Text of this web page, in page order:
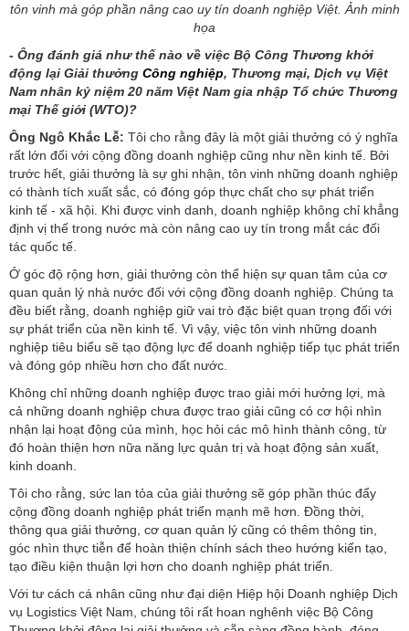
tôn vinh mà góp phần nâng cao uy tín doanh nghiệp Việt. Ảnh minh
họa
- Ông đánh giá như thế nào về việc Bộ Công Thương khởi
động lại Giải thưởng Công nghiệp, Thương mại, Dịch vụ Việt
Nam nhân kỷ niệm 20 năm Việt Nam gia nhập Tổ chức Thương
mại Thế giới (WTO)?
Ông Ngô Khắc Lễ: Tôi cho rằng đây là một giải thưởng có ý nghĩa
rất lớn đối với cộng đồng doanh nghiệp cũng như nền kinh tế. Bởi
trước hết, giải thưởng là sự ghi nhận, tôn vinh những doanh nghiệp
có thành tích xuất sắc, có đóng góp thực chất cho sự phát triển
kinh tế - xã hội. Khi được vinh danh, doanh nghiệp không chỉ khẳng
định vị thế trong nước mà còn nâng cao uy tín trong mắt các đối
tác quốc tế.
Ở góc độ rộng hơn, giải thưởng còn thể hiện sự quan tâm của cơ
quan quản lý nhà nước đối với cộng đồng doanh nghiệp. Chúng ta
đều biết rằng, doanh nghiệp giữ vai trò đặc biệt quan trọng đối với
sự phát triển của nền kinh tế. Vì vậy, việc tôn vinh những doanh
nghiệp tiêu biểu sẽ tạo động lực để doanh nghiệp tiếp tục phát triển
và đóng góp nhiều hơn cho đất nước.
Không chỉ những doanh nghiệp được trao giải mới hưởng lợi, mà
cả những doanh nghiệp chưa được trao giải cũng có cơ hội nhìn
nhận lại hoạt động của mình, học hỏi các mô hình thành công, từ
đó hoàn thiện hơn nữa năng lực quản trị và hoạt động sản xuất,
kinh doanh.
Tôi cho rằng, sức lan tỏa của giải thưởng sẽ góp phần thúc đẩy
cộng đồng doanh nghiệp phát triển mạnh mẽ hơn. Đồng thời,
thông qua giải thưởng, cơ quan quản lý cũng có thêm thông tin,
góc nhìn thực tiễn để hoàn thiện chính sách theo hướng kiến tạo,
tạo điều kiện thuận lợi hơn cho doanh nghiệp phát triển.
Với tư cách cá nhân cũng như đại diện Hiệp hội Doanh nghiệp Dịch
vụ Logistics Việt Nam, chúng tôi rất hoan nghênh việc Bộ Công